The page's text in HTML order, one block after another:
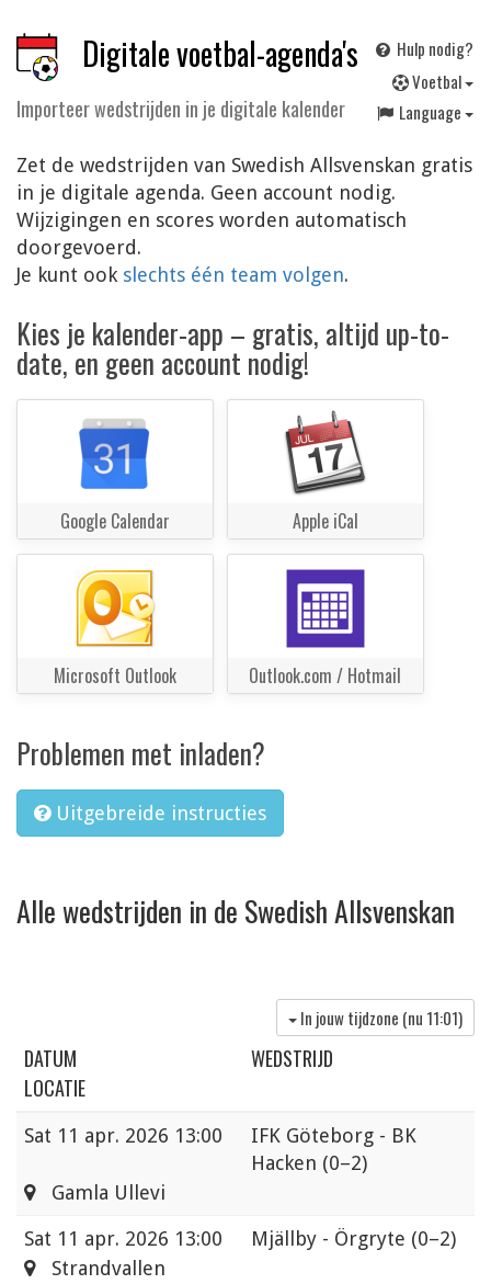
Digitale voetbal-agenda's
Importeer wedstrijden in je digitale kalender
Hulp nodig?
Voetbal
Language
Zet de wedstrijden van Swedish Allsvenskan gratis
in je digitale agenda. Geen account nodig.
Wijzigingen en scores worden automatisch
doorgevoerd.
Je kunt ook slechts één team volgen.
Kies je kalender-app – gratis, altijd up-to-
date, en geen account nodig!
Google Calendar Apple iCal
Microsoft Outlook Outlook.com / Hotmail
Problemen met inladen?
Uitgebreide instructies
Alle wedstrijden in de Swedish Allsvenskan
In jouw tijdzone (nu 11:01)
DATUM
WEDSTRIJD
LOCATIE
Sat 11 apr. 2026 13:00
IFK Göteborg - BK
Hacken (0–2)
Gamla Ullevi
Sat 11 apr. 2026 13:00 Mjällby - Örgryte (0–2)
Strandvallen